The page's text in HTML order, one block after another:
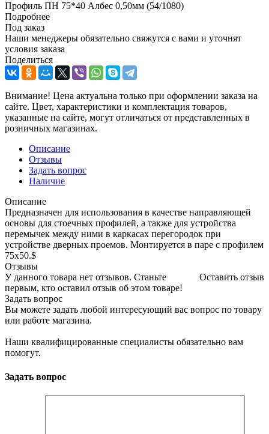
Профиль ПН 75*40 Албес 0,50мм (54/1080)
Подробнее
Под заказ
Наши менеджеры обязательно свяжутся с вами и уточнят
условия заказа
Поделиться
Внимание! Цена актуальна только при оформлении заказа на
сайте. Цвет, характеристики и комплектация товаров,
указанные на сайте, могут отличаться от представленных в
розничных магазинах.
Описание
Отзывы
Задать вопрос
Наличие
Описание
Предназначен для использования в качестве направляющей
основы для стоечных профилей, а также для устройства
перемычек между ними в каркасах перегородок при
устройстве дверных проемов. Монтируется в паре с профилем
75х50.$
Отзывы
Оставить отзыв
У данного товара нет отзывов. Станьте
первым, кто оставил отзыв об этом товаре!
Задать вопрос
Вы можете задать любой интересующий вас вопрос по товару
или работе магазина.
Наши квалифицированные специалисты обязательно вам
помогут.
Задать вопрос